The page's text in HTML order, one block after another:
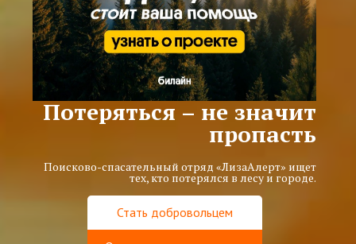
Потеряться – не значит
пропасть
Поисково-спасательный отряд «ЛизаАлерт» ищет
тех, кто потерялся в лесу и городе.
Стать добровольцем